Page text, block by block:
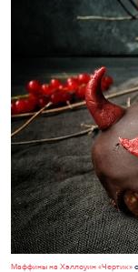
Маффины на Хэллоуин «Чертик»